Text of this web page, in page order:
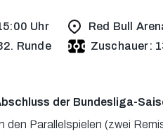
Uhr
Red Bull
Runde
Zuschauer:
der Bundesliga-
den Parallelspielen (zwei